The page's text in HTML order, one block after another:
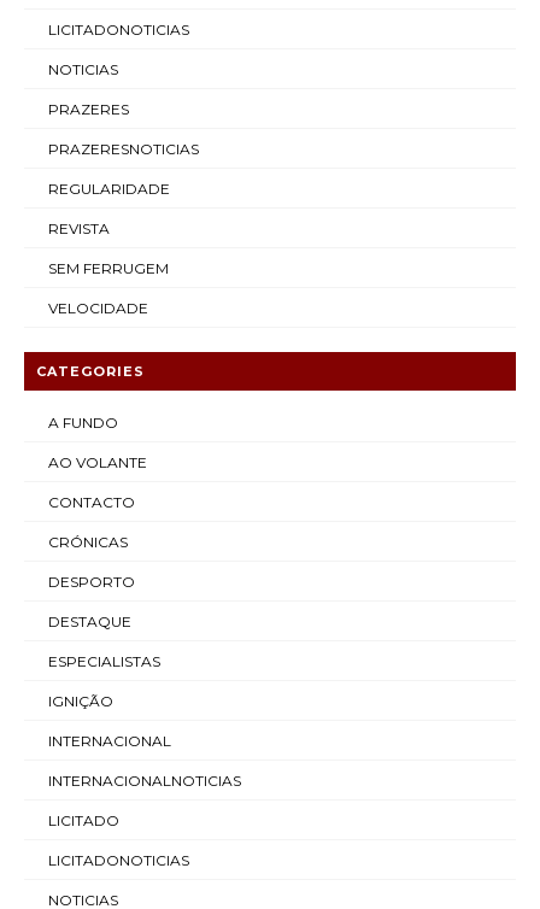
LICITADONOTICIAS
NOTICIAS
PRAZERES
PRAZERESNOTICIAS
REGULARIDADE
REVISTA
SEM FERRUGEM
VELOCIDADE
CATEGORIES
A FUNDO
AO VOLANTE
CONTACTO
CRÓNICAS
DESPORTO
DESTAQUE
ESPECIALISTAS
IGNIÇÃO
INTERNACIONAL
INTERNACIONALNOTICIAS
LICITADO
LICITADONOTICIAS
NOTICIAS